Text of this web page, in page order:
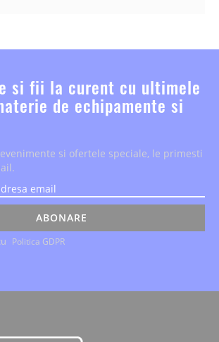
si fii la curent cu ultimele
de echipamente si
si ofertele speciale, le primesti
Politica GDPR
ABONARE